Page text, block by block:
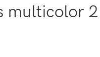
multicolor 2